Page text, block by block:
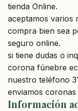
tienda Online.
aceptamos varios
compra bien sea
seguro online.
si tiene dudas o
corona fúnebre
nuestro teléfono
enviamos
Información